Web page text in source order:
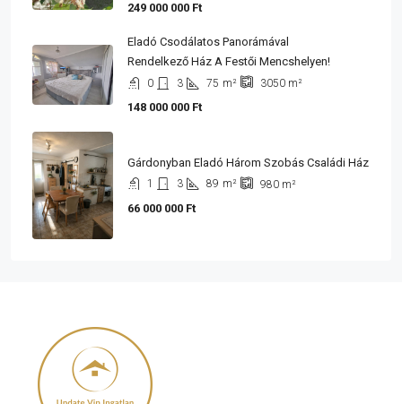
249 000 000 Ft
Eladó Csodálatos Panorámával
Rendelkező Ház A Festői Mencshelyen!
0 3 75 m² 3050 m²
148 000 000 Ft
Gárdonyban Eladó Három Szobás Családi Ház
1 3 89 m² 980 m²
66 000 000 Ft